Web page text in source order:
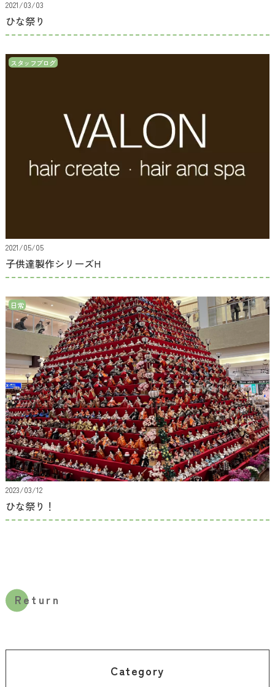
Category
2021/03/03
ひな祭り
スタッフブログ
2021/05/05
子供達製作シリーズH
日常
2023/03/12
ひな祭り！
Return